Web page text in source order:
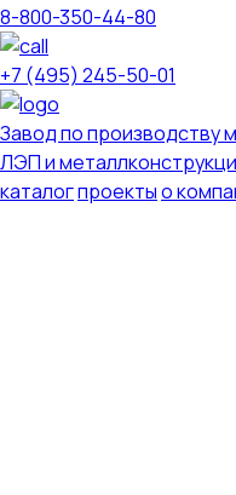
8-800-350-44-80
+7 (495) 245-50-01
Завод по производству
ЛЭП и
каталогпроектыо